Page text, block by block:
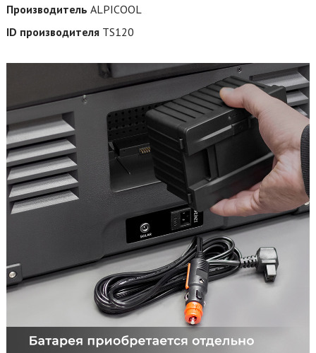
Производитель ALPICOOL
ID производителя TS120